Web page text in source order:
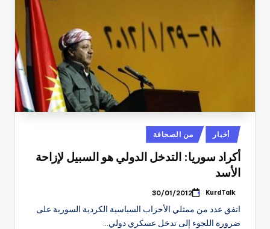
نُشر
في
أخبار من الصحافة
أكراد سوريا: التدخل الدولي هو السبيل لإزاحة
الأسد
تمّ
بواسطة
KurdTalk
30/01/2012
اتفق عدد من ممثلي الأحزاب السياسية الكردية السورية على
ضرورة اللجوء إلى تدخل عسكري دولي…